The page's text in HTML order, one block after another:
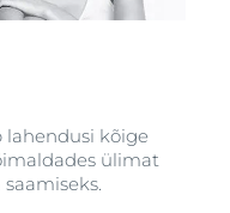
lahendusi kõige
ülimat